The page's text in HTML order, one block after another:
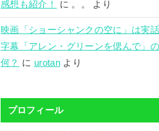
感想も紹介！
に 。。 より
映画「ショーシャンクの空に」は実
字幕「アレン・グリーンを偲んで」
何？
に urotan より
プロフィール